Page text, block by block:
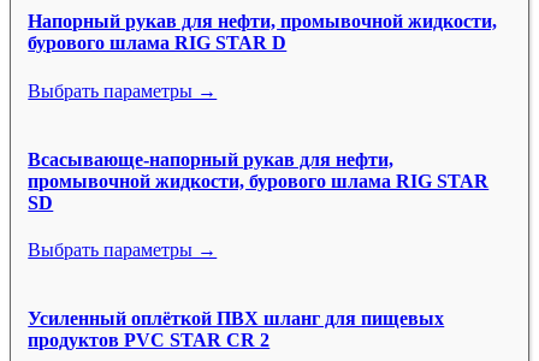
Напорный рукав для нефти, промывочной жидкости,
бурового шлама RIG STAR D
Выбрать параметры →
Всасывающе-напорный рукав для нефти,
промывочной жидкости, бурового шлама RIG STAR
SD
Выбрать параметры →
Усиленный оплёткой ПВХ шланг для пищевых
продуктов PVC STAR CR 2